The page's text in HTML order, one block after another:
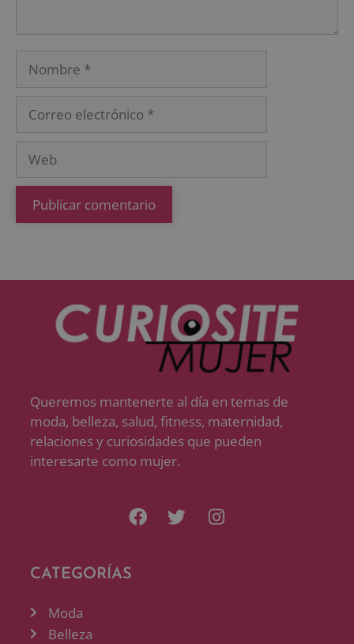
Queremos mantenerte al día en temas de
moda, belleza, salud, fitness, maternidad,
relaciones y curiosidades que pueden
interesarte como mujer.
CATEGORÍAS
Moda
Belleza